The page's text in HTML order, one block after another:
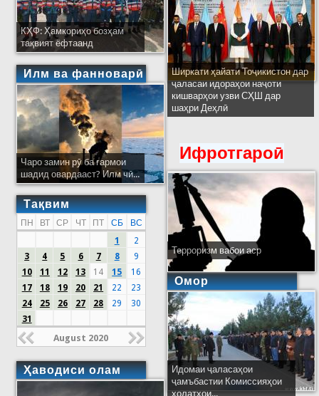
КҲФ: Ҳамкориҳо бозҳам
тақвият ёфтаанд
Илм ва фанноварӣ
Чаро замин рӯ ба гармои
шадид овардааст? Илм чӣ...
Тақвим
ПН ВТ СР ЧТ ПТ СБ
ВС
1
2
3
4 5 6 7 8
9
10
11 12 13 14 15
16
17
18 19 20 21 22
23
24
25 26 27 28 29
30
31
August 2020
Ҳаводиси олам
Ширкати ҳайати Тоҷикистон дар
ҷаласаи идораҳои наҷоти
кишварҳои узви СҲШ дар
шаҳри Деҳлӣ
Ифротгароӣ
Терроризм вабои аср
Омор
Идомаи ҷаласаҳои
ҷамъбастии Комиссияҳои
ҳолатҳои...